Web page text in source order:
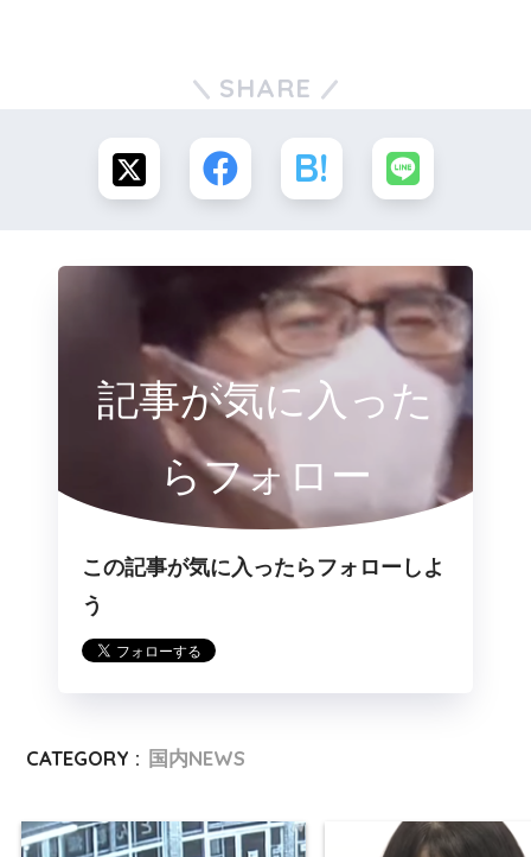
SHARE
記事が気に入った
らフォロー
この記事が気に入ったらフォローしよ
う
CATEGORY : 国内NEWS